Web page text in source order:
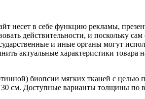
несет в себе функцию рекламы,
действительности, и поскольку
и иные органы могут
актуальные характеристики товара
биопсии мягких тканей с
30 см. Доступные варианты толщины